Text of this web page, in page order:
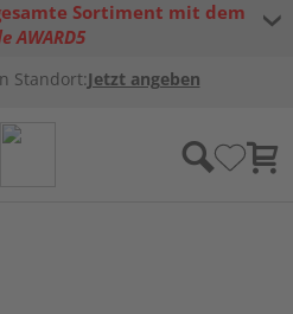
Sortiment mit dem
AWARD5
Standort:Jetzt angeben